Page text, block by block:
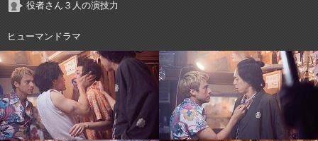
役者さん３人の演技力
ヒューマンドラマ